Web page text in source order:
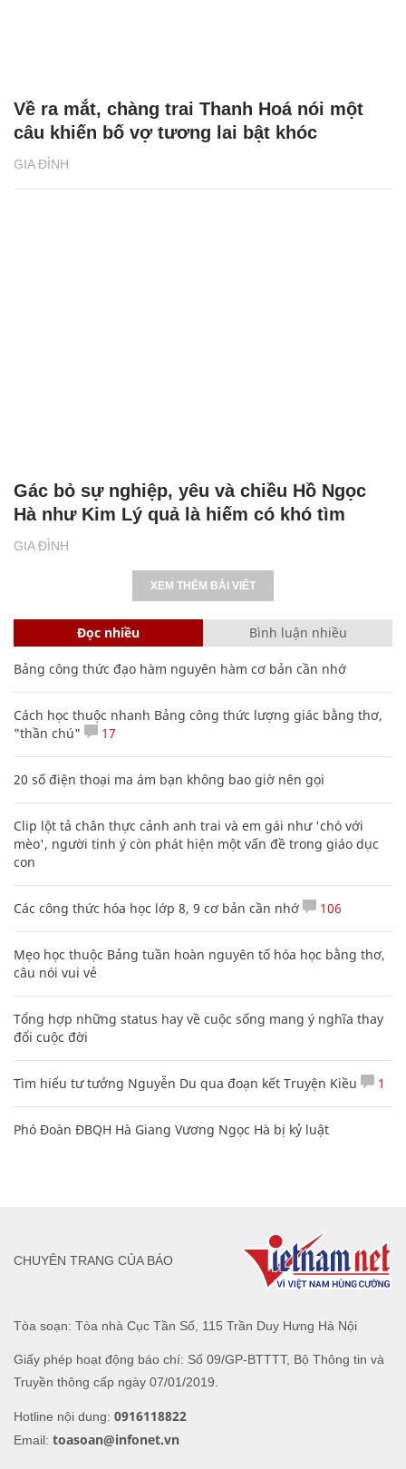
GIA ĐÌNH
Về ra mắt, chàng trai Thanh Hoá nói một
câu khiến bố vợ tương lai bật khóc
GIA ĐÌNH
Gác bỏ sự nghiệp, yêu và chiều Hồ Ngọc
Hà như Kim Lý quả là hiếm có khó tìm
XEM THÊM BÀI VIẾT
Đọc nhiều Bình luận nhiều
Bảng công thức đạo hàm nguyên hàm cơ bản cần nhớ
Cách học thuộc nhanh Bảng công thức lượng giác bằng thơ,
"thần chú"
17
20 số điện thoại ma ám bạn không bao giờ nên gọi
Clip lột tả chân thực cảnh anh trai và em gái như 'chó với
mèo', người tinh ý còn phát hiện một vấn đề trong giáo dục
con
Các công thức hóa học lớp 8, 9 cơ bản cần nhớ 106
Mẹo học thuộc Bảng tuần hoàn nguyên tố hóa học bằng thơ,
câu nói vui vẻ
Tổng hợp những status hay về cuộc sống mang ý nghĩa thay
đổi cuộc đời
Tìm hiểu tư tưởng Nguyễn Du qua đoạn kết Truyện Kiều 1
Phó Đoàn ĐBQH Hà Giang Vương Ngọc Hà bị kỷ luật
Tòa soạn: Tòa nhà Cục Tần Số, 115 Trần Duy Hưng Hà Nội
Giấy phép hoạt động báo chí: Số 09/GP-BTTTT, Bộ Thông tin và
Truyền thông cấp ngày 07/01/2019.
Hotline nội dung: 0916118822
Email: toasoan@infonet.vn
CHUYÊN TRANG CỦA BÁO